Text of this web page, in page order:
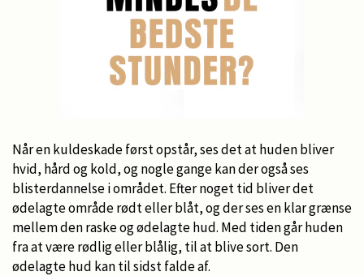
Når en kuldeskade først opstår, ses det at huden bliver
hvid, hård og kold, og nogle gange kan der også ses
blisterdannelse i området. Efter noget tid bliver det
ødelagte område rødt eller blåt, og der ses en klar grænse
mellem den raske og ødelagte hud. Med tiden går huden
fra at være rødlig eller blålig, til at blive sort. Den
ødelagte hud kan til sidst falde af.